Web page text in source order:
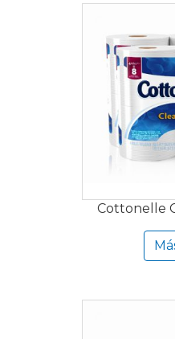
Cottonelle